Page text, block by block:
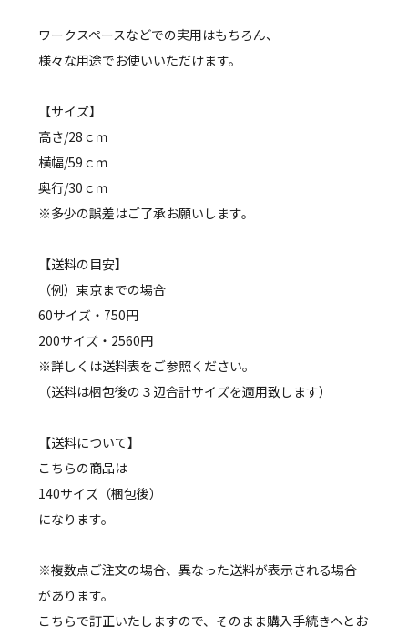
ワークスペースなどでの実用はもちろん、
様々な用途でお使いいただけます。
【サイズ】
高さ/28ｃｍ
横幅/59ｃｍ
奥行/30ｃｍ
※多少の誤差はご了承お願いします。
【送料の目安】
（例）東京までの場合
60サイズ・750円
200サイズ・2560円
※詳しくは送料表をご参照ください。
（送料は梱包後の３辺合計サイズを適用致します）
【送料について】
こちらの商品は
140サイズ（梱包後）
になります。
※複数点ご注文の場合、異なった送料が表示される場合
があります。
こちらで訂正いたしますので、そのまま購入手続きへとお